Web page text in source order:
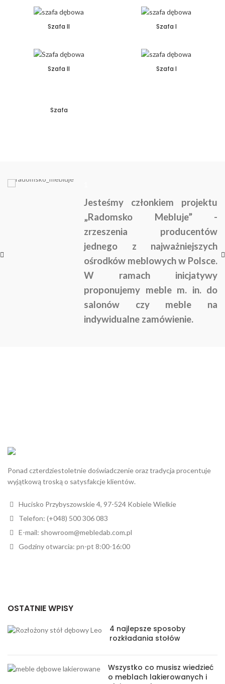
Szafa II Szafa I
Szafa II Szafa I
Szafa
Jesteśmy członkiem projektu
„Radomsko Mebluje” -
zrzeszenia producentów
jednego z najważniejszych
ośrodków meblowych w Polsce.
W ramach inicjatywy
proponujemy meble m. in. do
salonów czy meble na
indywidualne zamówienie.
Ponad czterdziestoletnie doświadczenie oraz tradycja procentuje
wyjątkową troską o satysfakcje klientów.
Hucisko Przybyszowskie 4, 97-524 Kobiele Wielkie
Telefon: (+048) 500 306 083
E-mail: showroom@mebledab.com.pl
Godziny otwarcia: pn-pt 8:00-16:00
OSTATNIE WPISY
4 najlepsze sposoby
rozkładania stołów
Wszystko co musisz wiedzieć
o meblach lakierowanych i